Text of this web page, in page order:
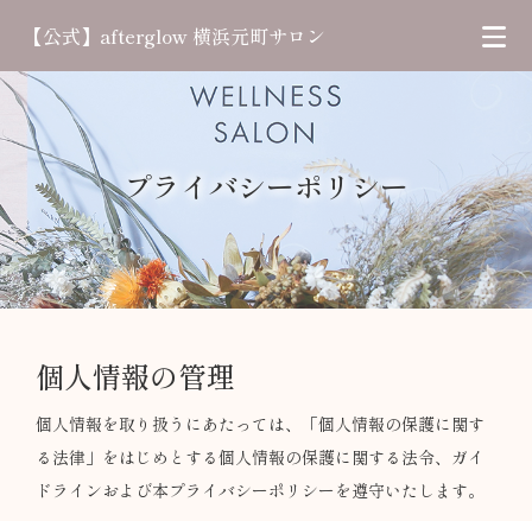
【公式】afterglow 横浜元町サロン
プライバシーポリシー
個人情報の管理
個人情報を取り扱うにあたっては、「個人情報の保護に関す
る法律」をはじめとする個人情報の保護に関する法令、ガイ
ドラインおよび本プライバシーポリシーを遵守いたします。